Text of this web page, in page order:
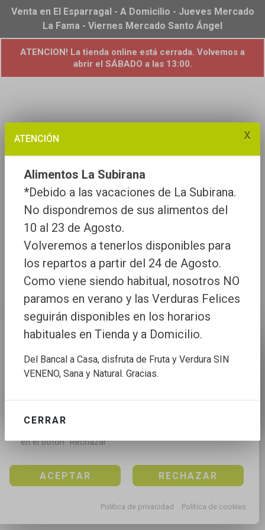
Configuración de cookies
Utilizamos cookies propias y de terceros para mejorar
nuestros servicios, para analizar el tráfico, para
análisis de la navegación.
Puedes aceptar todas las cookies pulsando en el
en el botón “Rechazar”
ACEPTAR RECHAZAR
Política de privacidad Política de cookies
ATENCIÓN x
Alimentos La Subirana
*Debido a las vacaciones de La Subirana.
No dispondremos de sus alimentos del
10 al 23 de Agosto.
Volveremos a tenerlos disponibles para
los repartos a partir del 24 de Agosto.
Como viene siendo habitual, nosotros NO
paramos en verano y las Verduras Felices
seguirán disponibles en los horarios
habituales en Tienda y a Domicilio.
Del Bancal a Casa, disfruta de Fruta y Verdura SIN
VENENO, Sana y Natural. Gracias.
CERRAR
Venta en El Esparragal - A Domicilio - Jueves Mercado
La Fama - Viernes Mercado Santo Ángel
ATENCION! La tienda online está cerrada. Volvemos a
abrir el SÁBADO a las 13:00.